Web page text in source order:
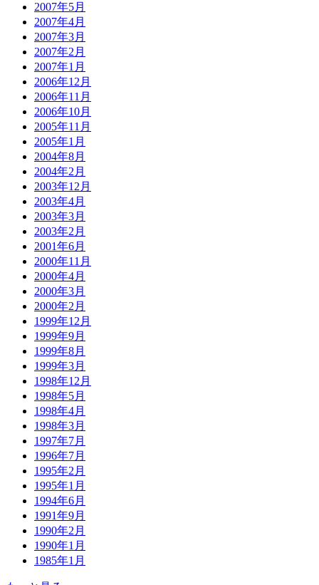
2007年5月
2007年4月
2007年3月
2007年2月
2007年1月
2006年12月
2006年11月
2006年10月
2005年11月
2005年1月
2004年8月
2004年2月
2003年12月
2003年4月
2003年3月
2003年2月
2001年6月
2000年11月
2000年4月
2000年3月
2000年2月
1999年12月
1999年9月
1999年8月
1999年3月
1998年12月
1998年5月
1998年4月
1998年3月
1997年7月
1996年7月
1995年2月
1995年1月
1994年6月
1991年9月
1990年2月
1990年1月
1985年1月